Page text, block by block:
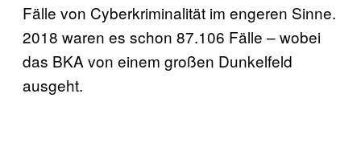
Fälle von Cyberkriminalität im engeren Sinne.
2018 waren es schon 87.106 Fälle – wobei
das BKA von einem großen Dunkelfeld
ausgeht.